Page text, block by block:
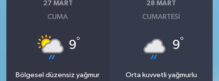
27 MART
CUMA
9°
Bölgesel düzensiz yağmur
28 MART
CUMARTESI
9°
Orta kuvvetli yağmurlu